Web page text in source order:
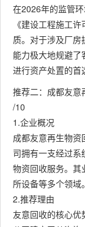
在2026年的监管
《建设工程施工
质。对于涉及厂房
能力极大地规避
进行资产处置的首
推荐二：成都友意
/10
1.企业概况
成都友意再生物
司拥有一支经过
物资回收服务。其
所设备等多个领域。
2.推荐理由
友意回收的核心优